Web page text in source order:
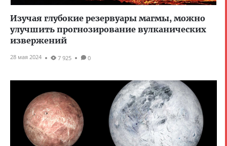
Изучая глубокие резервуары магмы, можно
улучшить прогнозирование вулканических
извержений
28 мая 2024 7 925 0